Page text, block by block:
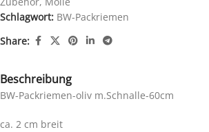
Schlagwort: BW-Packriemen
Share:
Beschreibung
BW-Packriemen-oliv m.Schnalle-60cm
ca. 2 cm breit